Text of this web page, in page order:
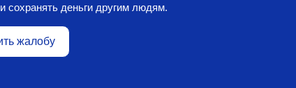
сохранять деньги другим людям.
жалобу